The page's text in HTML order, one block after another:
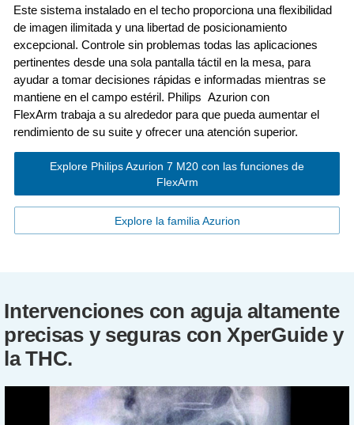
Este sistema instalado en el techo proporciona una flexibilidad
de imagen ilimitada y una libertad de posicionamiento
excepcional. Controle sin problemas todas las aplicaciones
pertinentes desde una sola pantalla táctil en la mesa, para
ayudar a tomar decisiones rápidas e informadas mientras se
mantiene en el campo estéril. Philips Azurion con
FlexArm trabaja a su alrededor para que pueda aumentar el
rendimiento de su suite y ofrecer una atención superior.
Explore Philips Azurion 7 M20 con las funciones de
FlexArm
Explore la familia Azurion
Intervenciones con aguja altamente
precisas y seguras con XperGuide y
la THC.